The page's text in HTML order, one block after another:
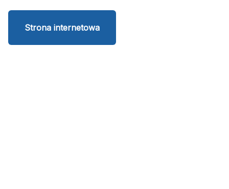
Strona internetowa